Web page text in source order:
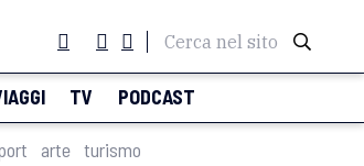
Cerca nel sito
TV PODCAST
arte turismo